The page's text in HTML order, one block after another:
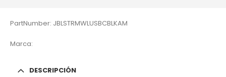
PartNumber: JBLSTRMWLUSBCBLKAM
Marca:
DESCRIPCIÓN